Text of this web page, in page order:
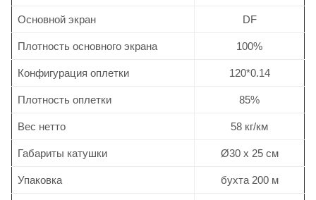
Основной экран DF
Плотность основного экрана 100%
Конфигурация оплетки 120*0.14
Плотность оплетки 85%
Вес нетто 58 кг/км
Габариты катушки Ø30 х 25 см
Упаковка бухта 200 м